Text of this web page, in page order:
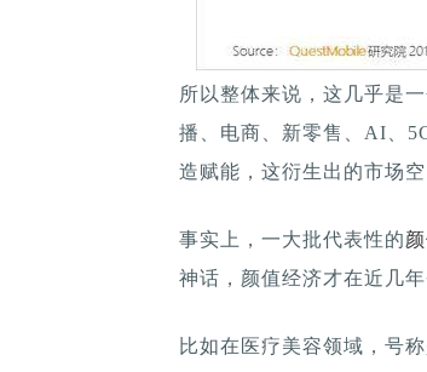
所以整体来说，这几乎是
播、电商、新零售、AI、
造赋能，这衍生出的市场
事实上，一大批代表性的
神话，颜值经济才在近几年
比如在医疗美容领域，号